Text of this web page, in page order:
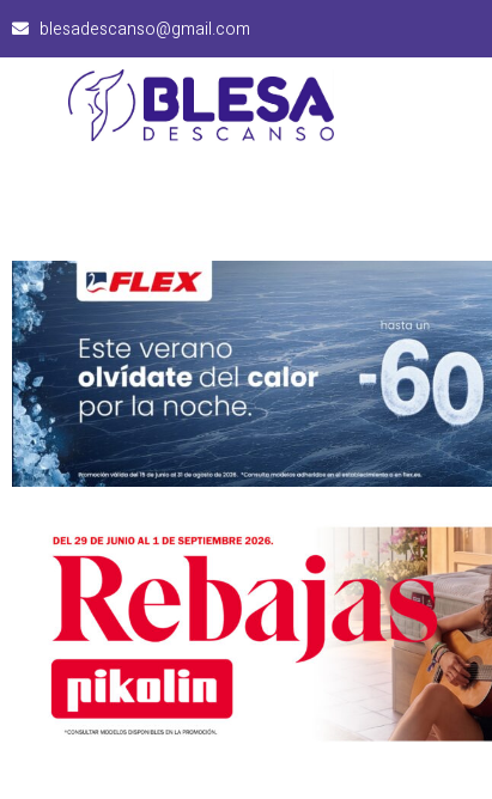
blesadescanso@gmail.com